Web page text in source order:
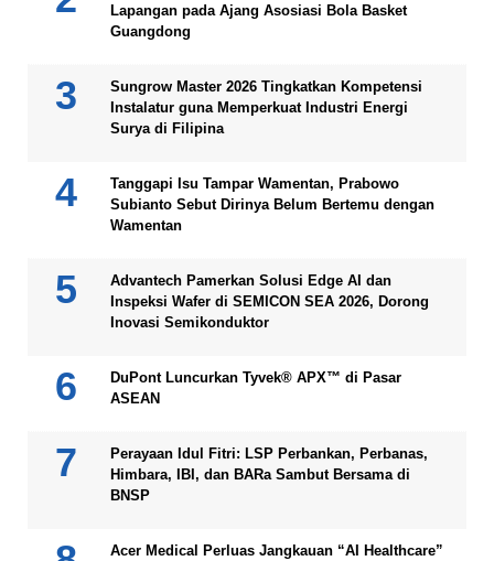
Lapangan pada Ajang Asosiasi Bola Basket
Guangdong
Sungrow Master 2026 Tingkatkan Kompetensi
Instalatur guna Memperkuat Industri Energi
Surya di Filipina
Tanggapi Isu Tampar Wamentan, Prabowo
Subianto Sebut Dirinya Belum Bertemu dengan
Wamentan
Advantech Pamerkan Solusi Edge AI dan
Inspeksi Wafer di SEMICON SEA 2026, Dorong
Inovasi Semikonduktor
DuPont Luncurkan Tyvek® APX™ di Pasar
ASEAN
Perayaan Idul Fitri: LSP Perbankan, Perbanas,
Himbara, IBI, dan BARa Sambut Bersama di
BNSP
Acer Medical Perluas Jangkauan “AI Healthcare”